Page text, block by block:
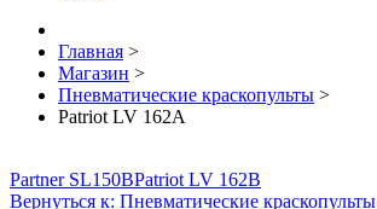
Главная >
Магазин >
Пневматические краскопульты >
Patriot LV 162A
Partner SL150BPatriot LV 162B
Вернуться к: Пневматические краскопульты